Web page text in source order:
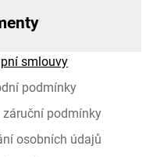
smlouvy
podmínky
záruční podmínky
osobních údajů